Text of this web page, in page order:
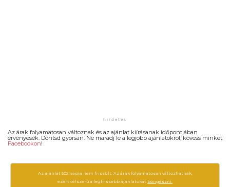
Az árak folyamatosan változnak és az ajánlat kiírásanak időpontjában
érvényesek. Döntsd gyorsan. Ne maradj le a legjobb ajánlatokról, kövess minket
Facebookon!
Az ajánlat 502 napja nem frissült. Az árak folyamatosan változhatnak,
ezért célszerű a legfrissebb ajánlatokat böngészni.